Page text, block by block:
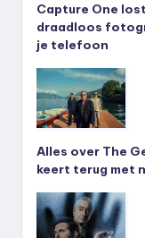
Capture One
draadloos
je telefoon
Alles over The
keert terug met